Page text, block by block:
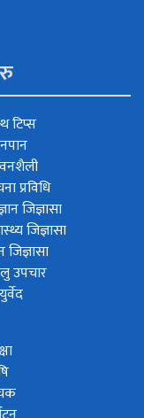
टिप्स
प्रविधि
जिज्ञासा
जिज्ञासा
जिज्ञासा
उपचार